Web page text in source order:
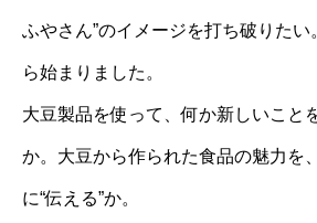
ふやさん”のイメージを打ち破りたい
ら始まりました。
大豆製品を使って、何か新しいこと
か。大豆から作られた食品の魅力を
に“伝える”か。